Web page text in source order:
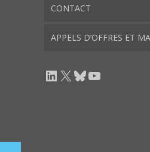
CONTACT
APPELS D’OFFRES ET
LinkedIn
X Bluesky
YouTube